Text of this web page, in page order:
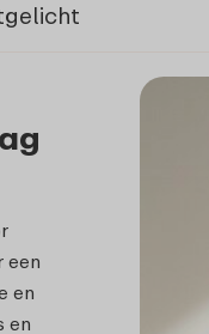
een
en
en